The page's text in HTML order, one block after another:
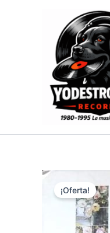
¡Oferta!